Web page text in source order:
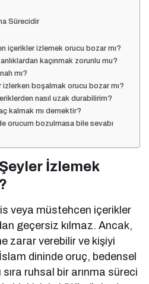
Sürecidir
içerikler izlemek orucu bozar mı?
kaçınmak zorunlu mu?
mı?
boşalmak orucu bozar mı?
nasıl uzak durabilirim?
kalmak mı demektir?
orucum bozulmasa bile sevabı
İzlemek
veya müstehcen içerikler
geçersiz kılmaz. Ancak,
zarar verebilir ve kişiyi
dininde oruç, bedensel
sıra ruhsal bir arınma süreci